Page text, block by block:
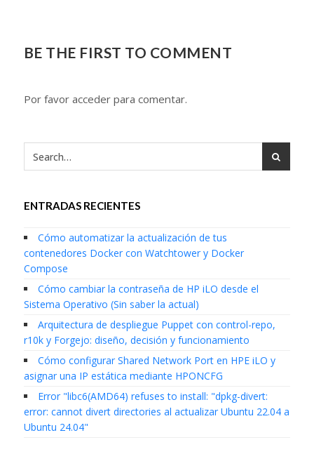
BE THE FIRST TO COMMENT
Por favor acceder para comentar.
ENTRADAS RECIENTES
Cómo automatizar la actualización de tus
contenedores Docker con Watchtower y Docker
Compose
Cómo cambiar la contraseña de HP iLO desde el
Sistema Operativo (Sin saber la actual)
Arquitectura de despliegue Puppet con control-repo,
r10k y Forgejo: diseño, decisión y funcionamiento
Cómo configurar Shared Network Port en HPE iLO y
asignar una IP estática mediante HPONCFG
Error "libc6(AMD64) refuses to install: "dpkg-divert:
error: cannot divert directories al actualizar Ubuntu 22.04 a
Ubuntu 24.04"